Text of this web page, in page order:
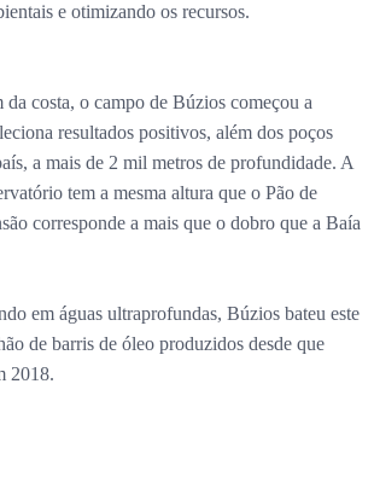
e otimizando os recursos.
costa, o campo de Búzios começou a
resultados positivos, além dos poços
a mais de 2 mil metros de profundidade. A
tem a mesma altura que o Pão de
corresponde a mais que o dobro que a Baía
em águas ultraprofundas, Búzios bateu este
de barris de óleo produzidos desde que
2018.